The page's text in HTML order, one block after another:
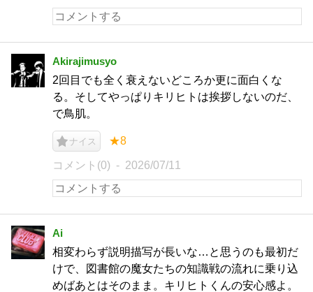
Akirajimusyo
2回目でも全く衰えないどころか更に面白くな
る。そしてやっぱりキリヒトは挨拶しないのだ、
で鳥肌。
ナイス ★8
コメント(0) 2026/07/11
Ai
相変わらず説明描写が長いな…と思うのも最初だ
けで、図書館の魔女たちの知識戦の流れに乗り込
めばあとはそのまま。キリヒトくんの安心感よ。